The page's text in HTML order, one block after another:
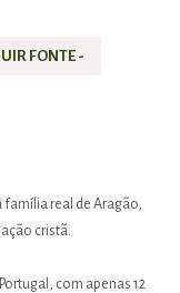
FONTE -
família real de Aragão,
cristã.
com apenas 12